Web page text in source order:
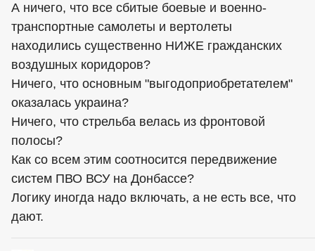
А ничего, что все сбитые боевые и военно-
транспортные самолеты и вертолеты
находились существенно НИЖЕ гражданских
воздушных коридоров?
Ничего, что основным "выгодоприобретателем"
оказалась украина?
Ничего, что стрельба велась из фронтовой
полосы?
Как со всем этим соотносится передвижение
систем ПВО ВСУ на Донбассе?
Логику иногда надо включать, а не есть все, что
дают.